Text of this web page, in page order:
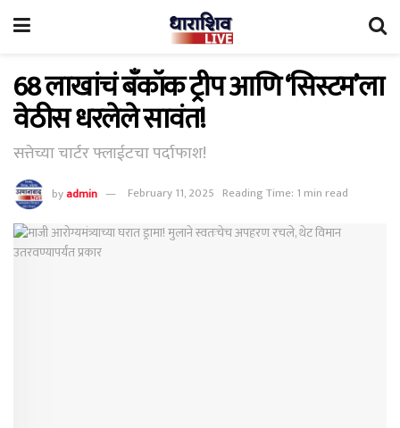
68 लाखांचं बँकॉक ट्रीप आणि ‘सिस्टम’ला
वेठीस धरलेले सावंत!
सत्तेच्या चार्टर फ्लाईटचा पर्दाफाश!
byadmin February 11, 2025 Reading Time: 1 min read